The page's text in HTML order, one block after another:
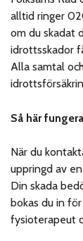
alltid ringer
om du skadat
idrottsskador
Alla samtal
Så här
När du
uppringd av
Din skada
bokas du in
fysioterapeut